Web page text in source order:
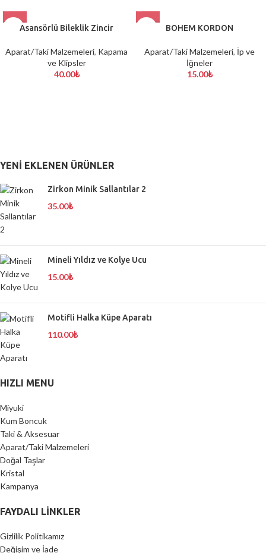
Asansörlü Bileklik Zincir
Aparat/Taki Malzemeleri, Kapama
ve Klipsler
40.00₺
BOHEM KORDON
Aparat/Taki Malzemeleri, İp ve
İğneler
15.00₺
YENI EKLENEN ÜRÜNLER
Zirkon Minik Sallantılar 2
35.00₺
Mineli Yıldız ve Kolye Ucu
15.00₺
Motifli Halka Küpe Aparatı
110.00₺
HIZLI MENU
Miyuki
Kum Boncuk
Taki & Aksesuar
Aparat/Taki Malzemeleri
Doğal Taşlar
Kristal
Kampanya
FAYDALI LİNKLER
Gizlilik Politikamız
Değişim ve İade